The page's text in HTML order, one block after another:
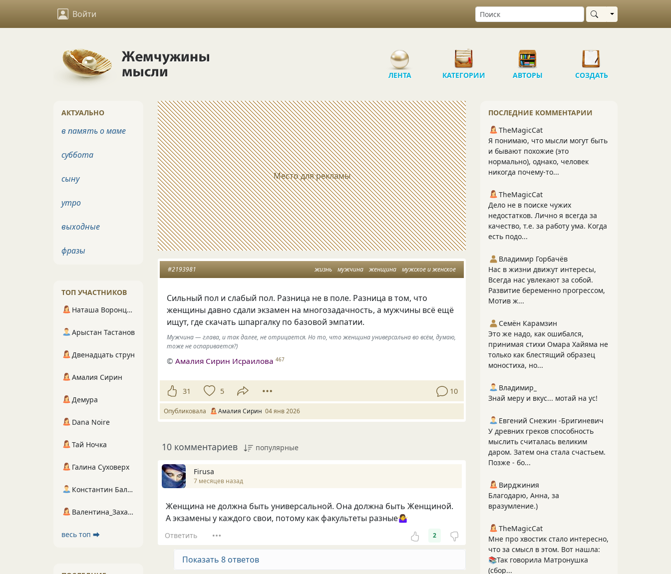
Войти Выбрать область
ЛЕНТА КАТЕГОРИИ АВТОРЫ СОЗДАТЬ
Место для рекламы
жизнь мужчина женщина мужское и женское
#2193981
Сильный пол и слабый пол. Разница не в поле. Разница в том, что
женщины давно сдали экзамен на многозадачность, а мужчины всё ещё
ищут, где скачать шпаргалку по базовой эмпатии.
Мужчина — глава, и так далее, не отрицается. Но то, что женщина универсальна во всём, думаю,
тоже не оспаривается?)
©Амалия Сирин Исраилова 467
31 5 10
Опубликовала Амалия Сирин 04 янв 2026
10 комментариев популярные
Firusa
7 месяцев назад
Женщина не должна быть универсальной. Она должна быть Женщиной.
А экзамены у каждого свои, потому как факультеты разные🤷‍♀️
Ответить 2
Показать 8 ответов
ПОСЛЕДНИЕ КОММЕНТАРИИ
TheMagicCat
Я понимаю, что мысли могут быть
и бывают похожие (это
нормально), однако, человек
никогда почему-то...
TheMagicCat
Дело не в поиске чужих
недостатков. Лично я всегда за
качество, т.е. за работу ума. Когда
есть подо...
Владимир Горбачёв
Нас в жизни движут интересы,
Всегда нас увлекают за собой.
Развитие беременно прогрессом,
Мотив ж...
Семён Карамзин
Это же надо, как ошибался,
принимая стихи Омара Хайяма не
только как блестящий образец
моностиха, но...
Владимир_
Знай меру и вкус... мотай на ус!
Евгений Снежин -Бригиневич
У древних греков способность
мыслить считалась великим
даром. Затем она стала счастьем.
Позже - бо...
Вирджиния
Благодарю, Анна, за
вразумление.)
TheMagicCat
Мне про хвостик стало интересно,
что за смысл в этом. Вот нашла:
📚Так говорила Матронушка
(сбор...
АКТУАЛЬНО
в память о маме
суббота
сыну
утро
выходные
фразы
ТОП УЧАСТНИКОВ
Наташа Воронцова
Арыстан Тастанов
Двенадцать струн
Амалия Сирин
Демура
Dana Noire
Тай Ночка
Галина Суховерх
Константин Балухта
Валентина_Захарова
весь топ ⮕